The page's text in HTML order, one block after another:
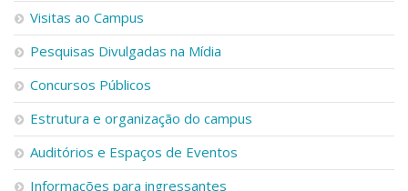
Segurança, Trânsito e Prevenção
RH, Administrativo e Financeiro
Outros serviços
Comunicação
Assessorias e Mídias
Aplicativos e Sites
Jornal da USP
Agenda de Eventos
Defesa de Teses
Visitas ao Campus
Pesquisas Divulgadas na Mídia
Concursos Públicos
Estrutura e organização do campus
Auditórios e Espaços de Eventos
Informações para ingressantes